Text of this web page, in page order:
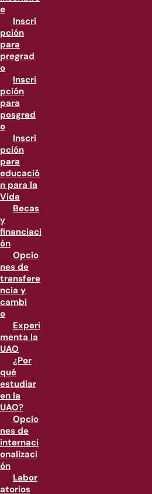
e
Inscri
pción
para
pregrad
o
Inscri
pción
para
posgrad
o
Inscri
pción
para
educació
n para la
Vida
Becas
y
financiaci
ón
Opcio
nes de
transfere
ncia y
cambi
o
Experi
menta la
UAO
¿Por
qué
estudiar
en la
UAO?
Opcio
nes de
internaci
onalizaci
ón
Labor
atorios